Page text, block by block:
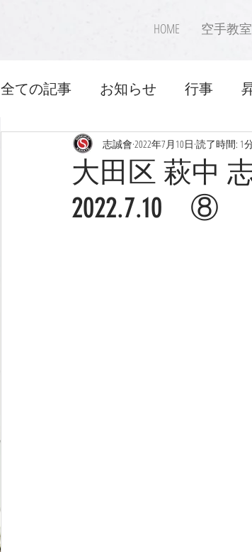
HOME 空手教室
全ての記事 お知らせ 行事
大田区 萩中
2022.7.10 ⑧
志誠會 2022年7月10日 読了時間: 1